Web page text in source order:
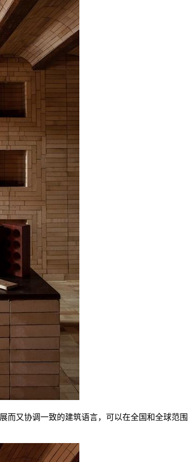
而又协调一致的建筑语言，可以在全国和全球范围